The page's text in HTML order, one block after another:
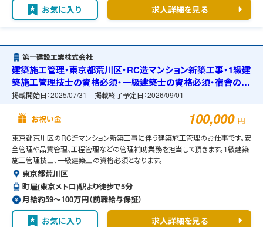
お気に入り 求人詳細を見る
第一建設工業株式会社
建築施工管理・東京都荒川区・RC造マンション新築工事・1級建
築施工管理技士の資格必須・一級建築士の資格必須・宿舎の準
備可能
掲載開始日：2025/07/31 掲載終了予定日：2026/09/01
お祝い金 100,000 円
東京都荒川区のRC造マンション新築工事に伴う建築施工管理のお仕事です。安
全管理や品質管理、工程管理などの管理補助業務を担当して頂きます。1級建築
施工管理技士、一級建築士の資格必須となります。
東京都荒川区
町屋(東京メトロ)駅より徒歩で5分
月給約59〜100万円（前職給与保証）
お気に入り 求人詳細を見る